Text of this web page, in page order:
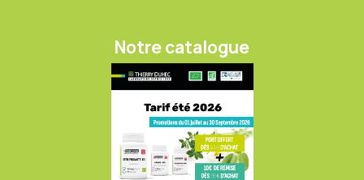
Notre catalogue